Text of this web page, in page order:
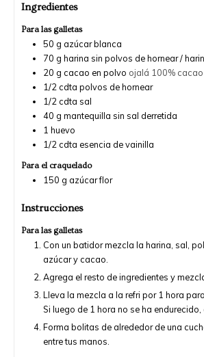
Ingredientes
Para las galletas
50 g azúcar blanca
70 g harina sin polvos de hornear /
20 g cacao en polvo ojalá 100% cacao
1/2 cdta polvos de hornear
1/2 cdta sal
40 g mantequilla sin sal derretida
1 huevo
1/2 cdta esencia de vainilla
Para el craquelado
150 g azúcar flor
Instrucciones
Para las galletas
Con un batidor mezcla la harina, sal,
azúcar y cacao.
Agrega el resto de ingredientes y
Lleva la mezcla a la refri por 1 hora
Si luego de 1 hora no se ha
Forma bolitas de alrededor de una
entre tus manos.